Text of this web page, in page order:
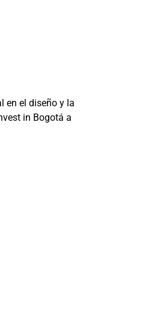
en el diseño y la
in Bogotá a